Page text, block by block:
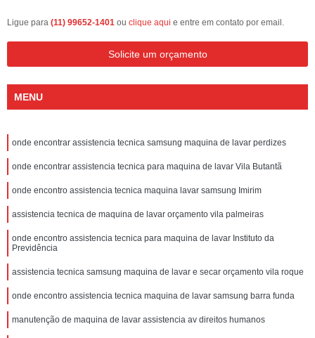
Ligue para (11) 99652-1401 ou clique aqui e entre em contato por email.
Solicite um orçamento
MENU
onde encontrar assistencia tecnica samsung maquina de lavar perdizes
onde encontrar assistencia tecnica para maquina de lavar Vila Butantã
onde encontro assistencia tecnica maquina lavar samsung Imirim
assistencia tecnica de maquina de lavar orçamento vila palmeiras
onde encontro assistencia tecnica para maquina de lavar Instituto da
Previdência
assistencia tecnica samsung maquina de lavar e secar orçamento vila roque
onde encontro assistencia tecnica maquina de lavar samsung barra funda
manutenção de maquina de lavar assistencia av direitos humanos